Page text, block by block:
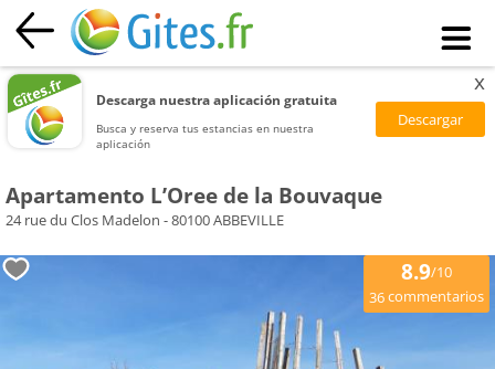
Descarga nuestra aplicación gratuita
Busca y reserva tus estancias en nuestra
aplicación
x
Apartamento L’Oree de la Bouvaque
24 rue du Clos Madelon - 80100 ABBEVILLE
8.9/10
36commentarios